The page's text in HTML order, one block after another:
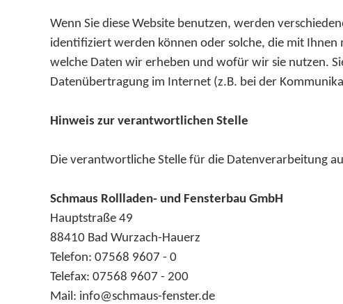
Wenn Sie diese Website benutzen, werden
identifiziert werden können oder solche, die mit
welche Daten wir erheben und wofür wir sie nutzen.
Datenübertragung im Internet (z.B. bei der
Hinweis zur verantwortlichen Stelle
Die verantwortliche Stelle für die Datenverarbeitung
Schmaus Rollladen- und Fensterbau GmbH
Hauptstraße 49
88410 Bad Wurzach-Hauerz
Telefon: 07568 9607 - 0
Telefax: 07568 9607 - 200
Mail: info@schmaus-fenster.de